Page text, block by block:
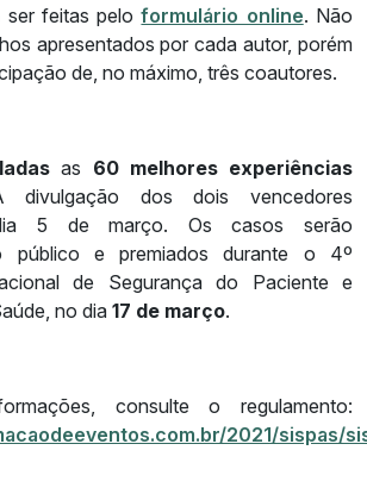
ser feitas peloformulário online. Não
apresentados por cada autor, porém
de, no máximo, três coautores.
as 60 melhores experiências
divulgação dos dois vencedores
5 de março. Os casos serão
público e premiados durante o 4º
de Segurança do Paciente e
no dia 17 de março.
consulte o regulamento:
2021/sispas/